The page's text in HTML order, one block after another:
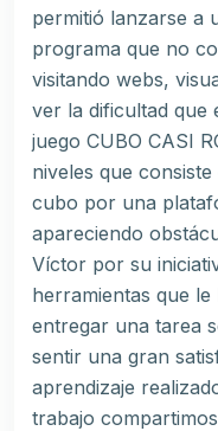
permitió lanzarse a
programa que no
visitando webs,
ver la dificultad que
juego CUBO CASI
niveles que
cubo por una
apareciendo
Víctor por su
herramientas que
entregar una tarea
sentir una gran
aprendizaje
trabajo